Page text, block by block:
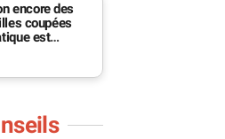
encore des
coupées
est